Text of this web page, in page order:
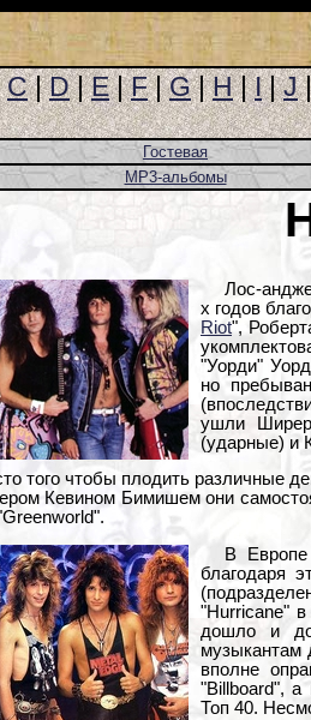
C|D|E|F|G|H|I|J
Гостевая
MP3-альбомы
Лос-
х годов
Riot",
"Уорди"
но
ушли
(ударные) и
того чтобы плодить различные
Кевином Бимишем они
В Европе
благодаря
"Hurricane" в
дошло и до
музыкантам
вполне
"Billboard", а
Топ 40.